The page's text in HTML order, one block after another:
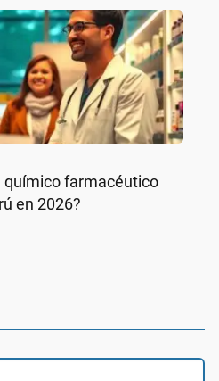
químico farmacéutico
en 2026?